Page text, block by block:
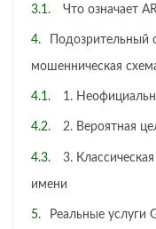
Что означает
Подозрительный
мошенническая
1.
2. Вероятная
3.
имени
Реальные услуги